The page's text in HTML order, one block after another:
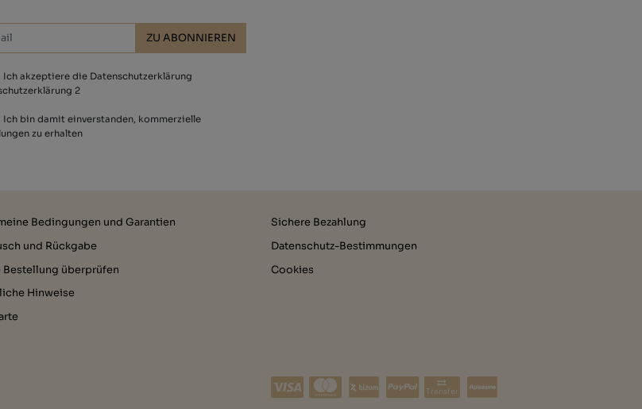
ZU ABONNIEREN
Ich akzeptiere die Datenschutzerklärung
2
Ich bin damit einverstanden, kommerzielle
zu erhalten
Bedingungen und Garantien
und Rückgabe
Bestellung überprüfen
Hinweise
Sichere Bezahlung
Datenschutz-Bestimmungen
Cookies
Transfer